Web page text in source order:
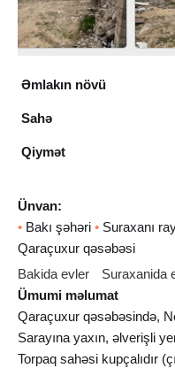
Əmlakın növü
Sahə
Qiymət
Ünvan:
• Bakı şəhəri • Suraxanı
Qaraçuxur qəsəbəsi
Bakida evler
Suraxanida
Ümumi məlumat
Qaraçuxur qəsəbəsində,
Sarayına yaxın, əlverişli
Torpaq sahəsi kupçalıdır